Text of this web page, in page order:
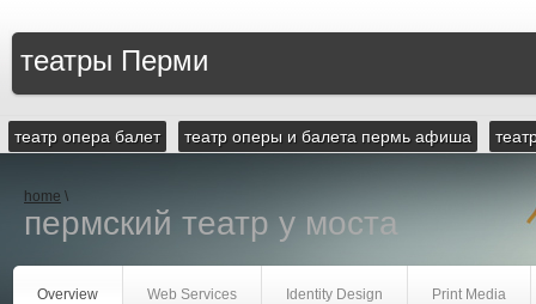
театры Перми
театр опера балет театр оперы и балета пермь афиша
home \
пермский театр у моста
Overview Web Services Identity Design Print Media